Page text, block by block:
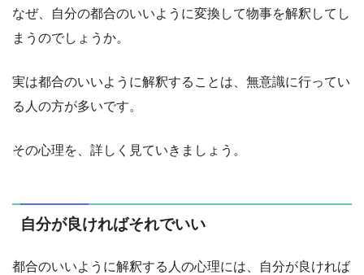
なぜ、自分の都合のいいように変換して物事を解釈してし
まうのでしょうか。
実は都合のいいように解釈することは、無意識に行ってい
る人の方が多いです。
その心理を、詳しく見ていきましょう。
自分が良ければそれでいい
都合のいいように解釈する人の心理には、自分が良ければ